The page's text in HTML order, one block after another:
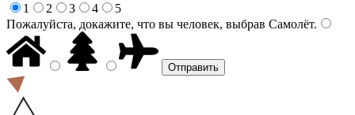
1
2 3 4
5
Пожалуйста, докажите, что вы человек, выбрав Самолёт.